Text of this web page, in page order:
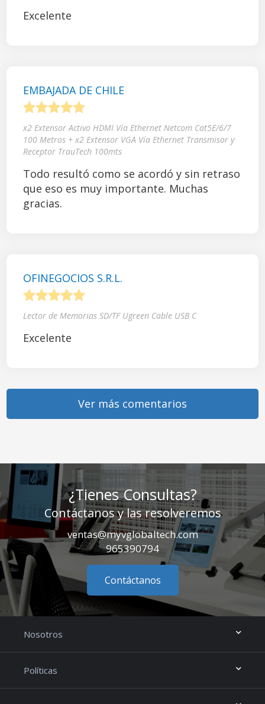
Excelente
EMBAJADA DE CHILE
x2 Extensor Activo HDMI Vía Ethernet Netcom Cat5E/6/7
100 Metros + x2 Extensor VGA Vía Ethernet Transmisor y
Receptor TrauTech 100mts
Todo resultó como se acordó y sin retraso
que eso es muy importante. Muchas
gracias.
OFINEGOCIOS S.R.L.
Lector de Memorias SD/TF Ugreen Cable USB C
Excelente
Ver más comentarios
¿Tienes Consultas?
Contáctanos y las resolveremos
ventas@myvglobaltech.com
965390794
Contáctanos
Nosotros
Políticas